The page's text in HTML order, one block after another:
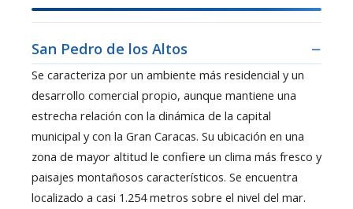
San Pedro de los Altos
Se caracteriza por un ambiente más residencial y un
desarrollo comercial propio, aunque mantiene una
estrecha relación con la dinámica de la capital
municipal y con la Gran Caracas. Su ubicación en una
zona de mayor altitud le confiere un clima más fresco y
paisajes montañosos característicos. Se encuentra
localizado a casi 1.254 metros sobre el nivel del mar.